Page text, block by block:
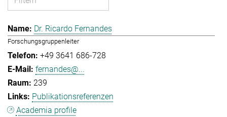
Dr. Ricardo Fernandes
Forschungsgruppenleiter
+49 3641 686-728
fernandes@...
239
Publikationsreferenzen
Academia profile